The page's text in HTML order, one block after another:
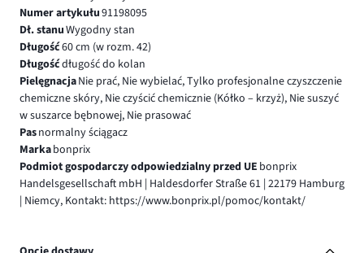
Numer artykułu91198095
Dł. stanuWygodny stan
Długość60 cm (w rozm. 42)
Długośćdługość do kolan
PielęgnacjaNie prać, Nie wybielać, Tylko profesjonalne czyszczenie
chemiczne skóry, Nie czyścić chemicznie (Kółko – krzyż), Nie suszyć
w suszarce bębnowej, Nie prasować
Pasnormalny ściągacz
Markabonprix
Podmiot gospodarczy odpowiedzialny przed UE bonprix
Handelsgesellschaft mbH | Haldesdorfer Straße 61 | 22179 Hamburg
| Niemcy, Kontakt: https://www.bonprix.pl/pomoc/kontakt/